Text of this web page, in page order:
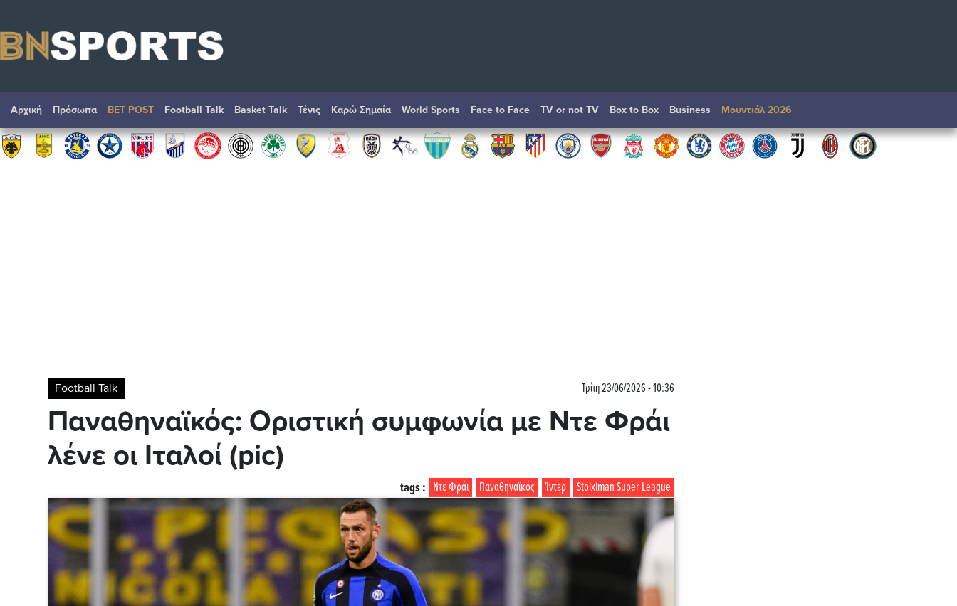
Αρχική Πρόσωπα BET POST Football Talk Basket Talk Τένις Καρώ Σημαία World Sports Face to Face TV or not TV Box to Box Βusiness Μουντιάλ 2026
Football Talk Τρίτη 23/06/2026 - 10:36
Παναθηναϊκός: Οριστική συμφωνία με Ντε Φράι
λένε οι Ιταλοί (pic)
Stoiximan Super League
Ίντερ
Παναθηναϊκός
Ντε Φράι
tags :